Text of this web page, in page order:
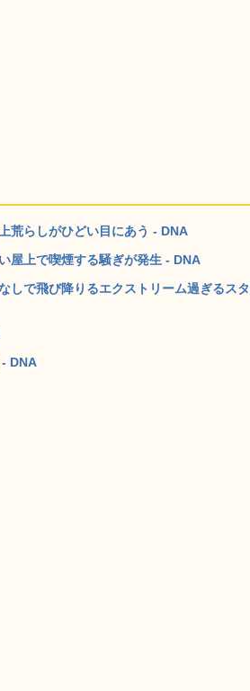
荒らしがひどい目にあう - DNA
屋上で喫煙する騒ぎが発生 - DNA
しで飛び降りるエクストリーム過ぎるス
- DNA